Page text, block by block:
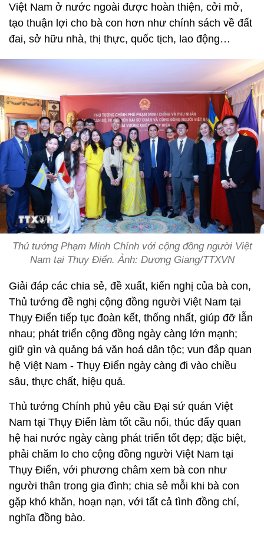
Việt Nam ở nước ngoài được hoàn thiện, cởi mở,
tạo thuận lợi cho bà con hơn như chính sách về đất
đai, sở hữu nhà, thị thực, quốc tịch, lao động…
Thủ tướng Phạm Minh Chính với cộng đồng người Việt
Nam tại Thụy Điển. Ảnh: Dương Giang/TTXVN
Giải đáp các chia sẻ, đề xuất, kiến nghị của bà con,
Thủ tướng đề nghị cộng đồng người Việt Nam tại
Thụy Điển tiếp tục đoàn kết, thống nhất, giúp đỡ lẫn
nhau; phát triển cộng đồng ngày càng lớn mạnh;
giữ gìn và quảng bá văn hoá dân tộc; vun đắp quan
hệ Việt Nam - Thụy Điển ngày càng đi vào chiều
sâu, thực chất, hiệu quả.
Thủ tướng Chính phủ yêu cầu Đại sứ quán Việt
Nam tại Thụy Điển làm tốt cầu nối, thúc đẩy quan
hệ hai nước ngày càng phát triển tốt đẹp; đặc biệt,
phải chăm lo cho cộng đồng người Việt Nam tại
Thụy Điển, với phương châm xem bà con như
người thân trong gia đình; chia sẻ mỗi khi bà con
gặp khó khăn, hoạn nạn, với tất cả tình đồng chí,
nghĩa đồng bào.